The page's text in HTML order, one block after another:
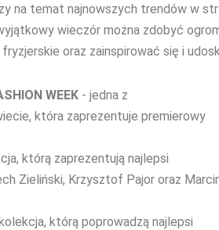
na temat najnowszych trendów w
wieczór można zdobyć
oraz zainspirować się i
WEEK - jedna z
która zaprezentuje premierowy
którą zaprezentują najlepsi
Zieliński, Krzysztof Pajor oraz
którą poprowadzą najlepsi